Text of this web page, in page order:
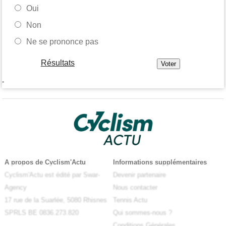
Oui
Non
Ne se prononce pas
Résultats
-
A propos de Cyclism'Actu
Cyclism'Actu est édité par Swar-
Agency
17 rue de la Suarlée, 5080 Rhisnes
SPRLS BE 0836.273.820
Informations supplémentaires
Devenir partenaire
Nous contacter
Tennis Actu
Qui sommes-nous ?